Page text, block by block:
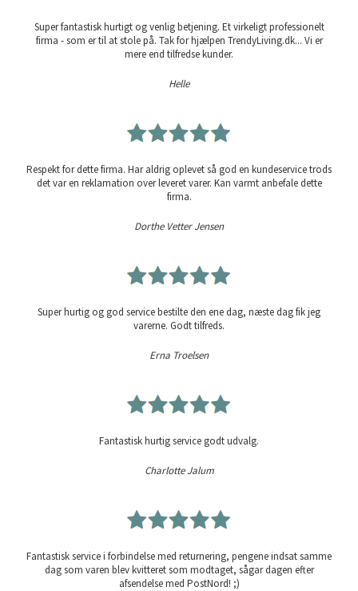
Super fantastisk hurtigt og venlig betjening. Et virkeligt professionelt
firma - som er til at stole på. Tak for hjælpen TrendyLiving.dk... Vi er
mere end tilfredse kunder.
Helle
Respekt for dette firma. Har aldrig oplevet så god en kundeservice trods
det var en reklamation over leveret varer. Kan varmt anbefale dette
firma.
Dorthe Vetter Jensen
Super hurtig og god service bestilte den ene dag, næste dag fik jeg
varerne. Godt tilfreds.
Erna Troelsen
Fantastisk hurtig service godt udvalg.
Charlotte Jalum
Fantastisk service i forbindelse med returnering, pengene indsat samme
dag som varen blev kvitteret som modtaget, sågar dagen efter
afsendelse med PostNord! ;)